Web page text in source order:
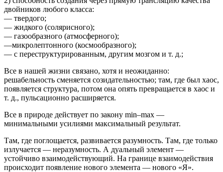
двойников любого класса:
— твердого;
— жидкого (солярисного);
— газообразного (атмосферного);
—микролептонного (космообразного);
— с переструктурированным, другим мозгом и т. д.;
Все в нашей жизни связано, хотя и неожиданно:
решабельность сменяется созидательностью; там, где был хаос,
появляется структура, потом она опять превращается в хаос и
т. д., пульсационно расширяется.
Все в природе действует по закону min–max —
минимальными усилиями максимальный результат.
Там, где поглощается, развивается разумность. Там, где только
излучается — неразумность. А дуальный элемент —
устойчиво взаимодействующий. На границе взаимодействия
происходит появление нового элемента — нового «Я».